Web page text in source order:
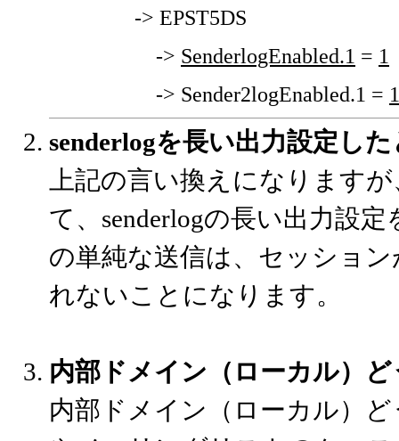
-> EPST5DS
-> SenderlogEnabled.1 = 1
-> Sender2logEnabled.1 = 1
senderlogを長い出力設定し
上記の言い換えになります
て、senderlogの長い出力設
の単純な送信は、セッショ
れないことになります。
内部ドメイン（ローカル）
内部ドメイン（ローカル）